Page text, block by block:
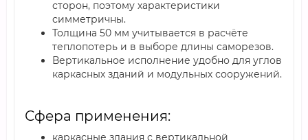
сторон, поэтому характеристики
симметричны.
Толщина 50 мм учитывается в расчёте
теплопотерь и в выборе длины саморезов.
Вертикальное исполнение удобно для углов
каркасных зданий и модульных сооружений.
Сфера применения:
каркасные здания с вертикальной